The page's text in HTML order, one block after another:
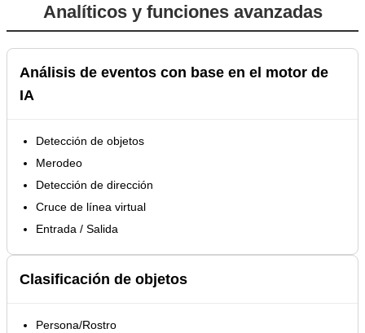
Analíticos y funciones avanzadas
Análisis de eventos con base en el motor de
IA
Detección de objetos
Merodeo
Detección de dirección
Cruce de línea virtual
Entrada / Salida
Clasificación de objetos
Persona/Rostro